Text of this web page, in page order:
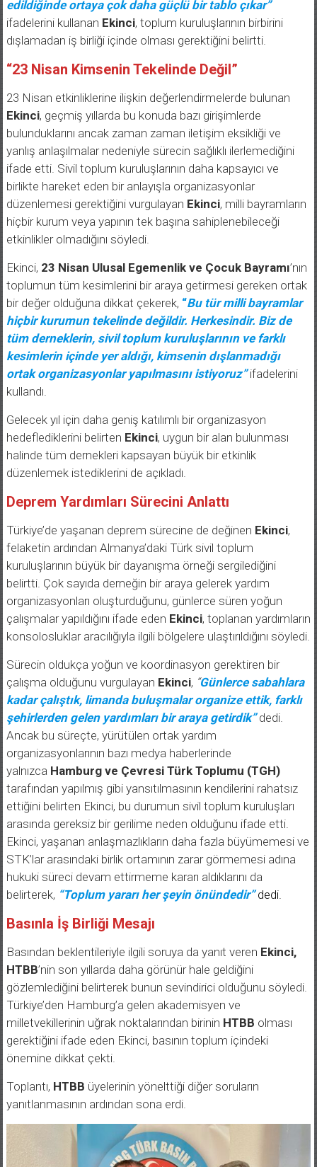
edildiğinde ortaya çok daha güçlü bir tablo çıkar”
ifadelerini kullanan Ekinci, toplum kuruluşlarının birbirini
dışlamadan iş birliği içinde olması gerektiğini belirtti.
“23 Nisan Kimsenin Tekelinde Değil”
23 Nisan etkinliklerine ilişkin değerlendirmelerde bulunan
Ekinci, geçmiş yıllarda bu konuda bazı girişimlerde
bulunduklarını ancak zaman zaman iletişim eksikliği ve
yanlış anlaşılmalar nedeniyle sürecin sağlıklı ilerlemediğini
ifade etti. Sivil toplum kuruluşlarının daha kapsayıcı ve
birlikte hareket eden bir anlayışla organizasyonlar
düzenlemesi gerektiğini vurgulayan Ekinci, milli bayramların
hiçbir kurum veya yapının tek başına sahiplenebileceği
etkinlikler olmadığını söyledi.
Ekinci, 23 Nisan Ulusal Egemenlik ve Çocuk Bayramı’nın
toplumun tüm kesimlerini bir araya getirmesi gereken ortak
bir değer olduğuna dikkat çekerek, “Bu tür milli bayramlar
hiçbir kurumun tekelinde değildir. Herkesindir. Biz de
tüm derneklerin, sivil toplum kuruluşlarının ve farklı
kesimlerin içinde yer aldığı, kimsenin dışlanmadığı
ortak organizasyonlar yapılmasını istiyoruz” ifadelerini
kullandı.
Gelecek yıl için daha geniş katılımlı bir organizasyon
hedeflediklerini belirten Ekinci, uygun bir alan bulunması
halinde tüm dernekleri kapsayan büyük bir etkinlik
düzenlemek istediklerini de açıkladı.
Deprem Yardımları Sürecini Anlattı
Türkiye’de yaşanan deprem sürecine de değinen Ekinci,
felaketin ardından Almanya’daki Türk sivil toplum
kuruluşlarının büyük bir dayanışma örneği sergilediğini
belirtti. Çok sayıda derneğin bir araya gelerek yardım
organizasyonları oluşturduğunu, günlerce süren yoğun
çalışmalar yapıldığını ifade eden Ekinci, toplanan yardımların
konsolosluklar aracılığıyla ilgili bölgelere ulaştırıldığını söyledi.
Sürecin oldukça yoğun ve koordinasyon gerektiren bir
çalışma olduğunu vurgulayan Ekinci, “Günlerce sabahlara
kadar çalıştık, limanda buluşmalar organize ettik, farklı
şehirlerden gelen yardımları bir araya getirdik”dedi.
Ancak bu süreçte, yürütülen ortak yardım
organizasyonlarının bazı medya haberlerinde
yalnızca Hamburg ve Çevresi Türk Toplumu (TGH)
tarafından yapılmış gibi yansıtılmasının kendilerini rahatsız
ettiğini belirten Ekinci, bu durumun sivil toplum kuruluşları
arasında gereksiz bir gerilime neden olduğunu ifade etti.
Ekinci, yaşanan anlaşmazlıkların daha fazla büyümemesi ve
STK’lar arasındaki birlik ortamının zarar görmemesi adına
hukuki süreci devam ettirmeme kararı aldıklarını da
belirterek, “Toplum yararı her şeyin önündedir”dedi.
Basınla İş Birliği Mesajı
Basından beklentileriyle ilgili soruya da yanıt veren Ekinci,
HTBB’nin son yıllarda daha görünür hale geldiğini
gözlemlediğini belirterek bunun sevindirici olduğunu söyledi.
Türkiye’den Hamburg’a gelen akademisyen ve
milletvekillerinin uğrak noktalarından birinin HTBB olması
gerektiğini ifade eden Ekinci, basının toplum içindeki
önemine dikkat çekti.
Toplantı, HTBB üyelerinin yönelttiği diğer soruların
yanıtlanmasının ardından sona erdi.